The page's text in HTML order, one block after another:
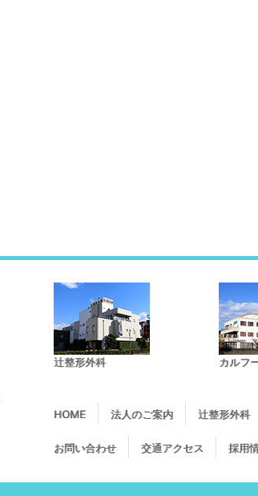
辻整形外科 カルフ
HOME 法人のご案内 辻整形外科
お問い合わせ 交通アクセス 採用